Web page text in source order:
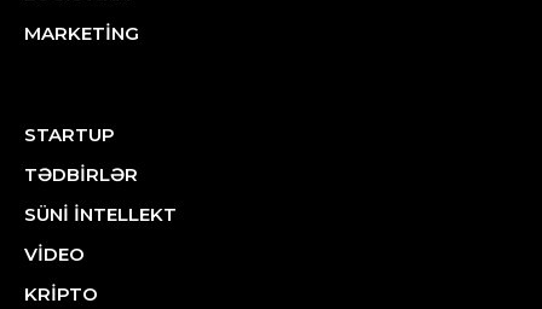
MARKETİNG
STARTUP
TƏDBİRLƏR
SÜNİ İNTELLEKT
VİDEO
KRİPTO